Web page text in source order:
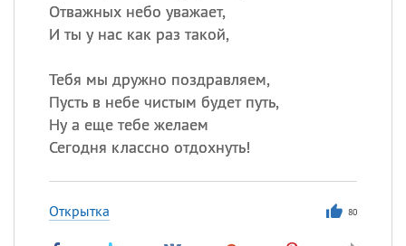
Отважных небо уважает,
И ты у нас как раз такой,
Тебя мы дружно поздравляем,
Пусть в небе чистым будет путь,
Ну а еще тебе желаем
Сегодня классно отдохнуть!
Открытка 80